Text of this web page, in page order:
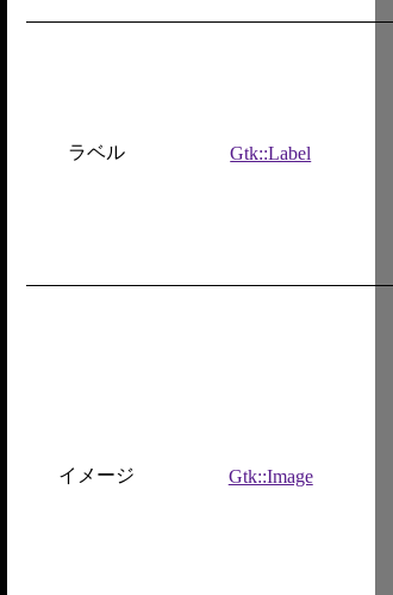
ラベル Gtk::Label
イメージ Gtk::Image